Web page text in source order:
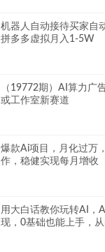
机器人自动接待买家自
拼多多虚拟月入1-5W
（19772期）AI算力广
或工作室新赛道
爆款Ai项目，月化过万
作，稳健实现每月增收
用大白话教你玩转AI，
现，0基础也能上手，